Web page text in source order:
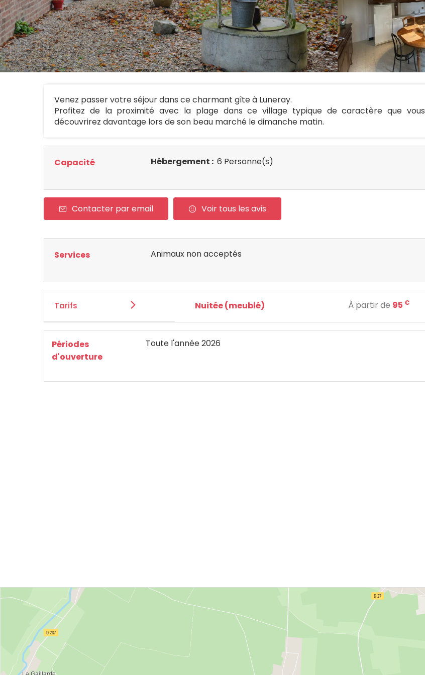
Venez passer votre séjour dans ce charmant gîte à Luneray.
Profitez de la proximité avec la plage dans ce village typique de caractère que vous
découvrirez davantage lors de son beau marché le dimanche matin.
Capacité Hébergement : 6 Personne(s)
Contacter par email Voir tous les avis
Services Animaux non acceptés
Tarifs Nuitée (meublé) À partir de 95 €
Périodes
d'ouverture
Toute l'année 2026